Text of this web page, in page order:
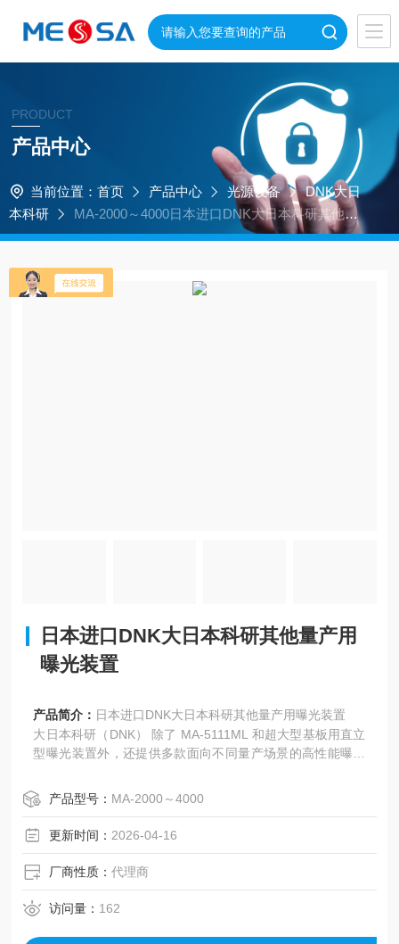
PRODUCT
产品中心
当前位置： 首页 产品中心 光源设备
DNK大日
本科研
MA-2000～4000日本进口DNK大日本科研其他量
产用曝光装置
日本进口DNK大日本科研其他量产用
曝光装置
产品简介： 日本进口DNK大日本科研其他量产用曝光装置
大日本科研（DNK）‌ 除了 MA-5111ML 和超大型基板用直立
型曝光装置外，还提供多款面向不同量产场景的高性能曝光
板等多个领域，满足从中小尺寸到高密度封装的多样化生产
需求。
产品型号： MA-2000～4000
更新时间： 2026-04-16
厂商性质：代理商
访问量： 162